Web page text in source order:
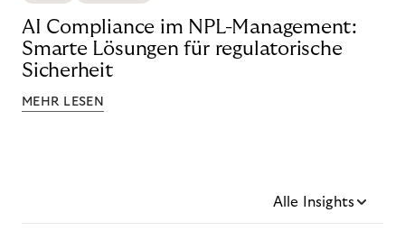
AI Compliance im NPL-Management:
Smarte Lösungen für regulatorische
Sicherheit
MEHR LESEN
Alle Insights